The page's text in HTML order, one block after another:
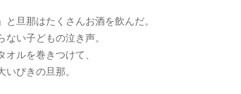
旦那はたくさんお酒を飲んだ。
い子どもの泣き声。
ルを巻きつけて、
びきの旦那。